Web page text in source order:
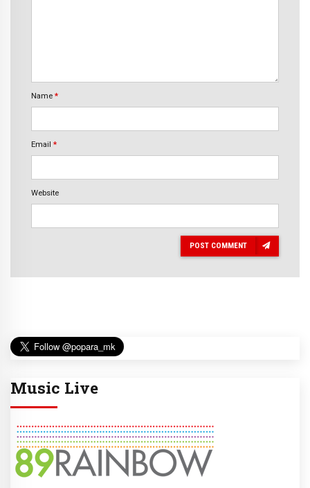
Name *
Email *
Website
POST COMMENT
Music Live